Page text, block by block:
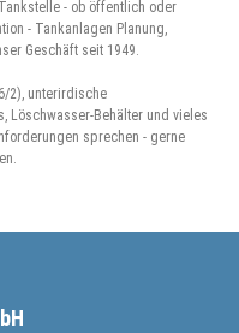
- ob öffentlich oder
- Tankanlagen Planung,
Geschäft seit 1949.
2), unterirdische
Löschwasser-Behälter und vieles
sprechen - gerne